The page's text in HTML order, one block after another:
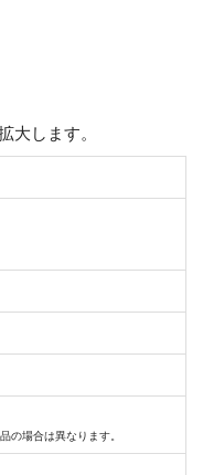
大します。
の場合は異なります。